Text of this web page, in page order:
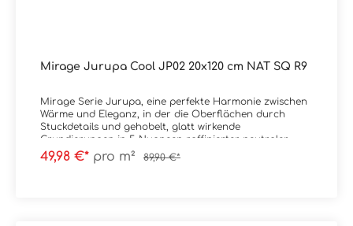
Mirage Jurupa Cool JP02 20x120 cm NAT SQ R9
Mirage Serie Jurupa, eine perfekte Harmonie zwischen
Wärme und Eleganz, in der die Oberflächen durch
Stuckdetails und gehobelt, glatt wirkende
Grundierungen in 5 Nuancen raffinierter neutraler
Farbtöne bereichert werden.
Material: FeinsteinzeugFormat: 20x120 cmStärke: 9
49,98 €* pro m² 89,90 €*